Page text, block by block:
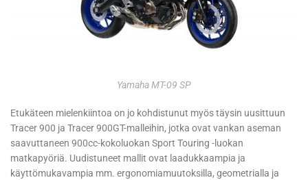
Yamaha MT-09 SP
Etukäteen mielenkiintoa on jo kohdistunut myös täysin uusittuun
Tracer 900 ja Tracer 900GT-malleihin, jotka ovat vankan aseman
saavuttaneen 900cc-kokoluokan Sport Touring -luokan
matkapyöriä. Uudistuneet mallit ovat laadukkaampia ja
käyttömukavampia mm. ergonomiamuutoksilla, geometrialla ja